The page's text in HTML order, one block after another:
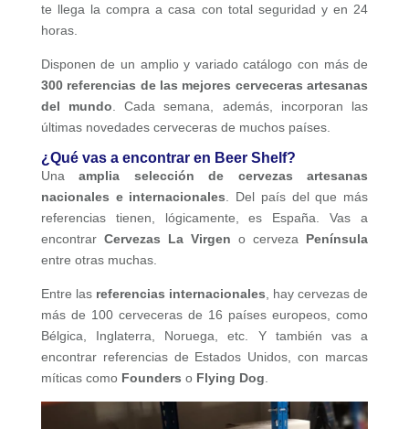
te llega la compra a casa con total seguridad y en 24
horas.
Disponen de un amplio y variado catálogo con más de
300 referencias de las mejores cerveceras artesanas
del mundo . Cada semana, además, incorporan las
últimas novedades cerveceras de muchos países.
¿Qué vas a encontrar en Beer Shelf?
Unaamplia selección de cervezas artesanas
nacionales e internacionales . Del país del que más
referencias tienen, lógicamente, es España. Vas a
encontrar Cervezas La Virgen o cerveza Península
entre otras muchas.
Entre las referencias internacionales , hay cervezas de
más de 100 cerveceras de 16 países europeos, como
Bélgica, Inglaterra, Noruega, etc. Y también vas a
encontrar referencias de Estados Unidos, con marcas
míticas como Founders o Flying Dog